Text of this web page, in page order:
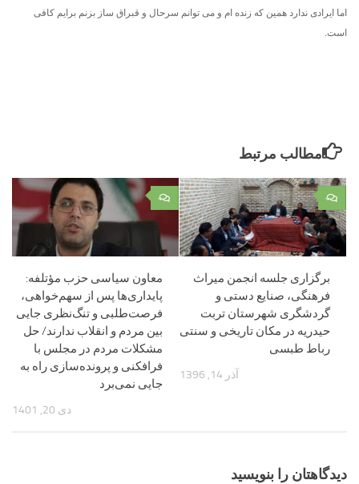
اما ایرادی ندارد همین که زنده ام و می توانم سرحال و قبراق ساز بزنم برایم کافی
است.
مطالب مرتبط
۰
معاون سیاسی حزب مؤتلفه:
پایداری‌ها پس از سهم‌خواهی،
فرصت‌طلبی و تنگ‌نظری جایی
بین مردم و انقلاب ندارند/ حل
مشکلات مردم در مجلس با
فرافکنی و پرونده‌سازی راه به
جایی نمی‌برد
دی 20, 1401
۰
برگزاری جلسه انجمن میراث
فرهنگی، صنایع دستی و
گردشگری شهرستان تربت
حیدریه در مکان تاریخی و سنتی
رباط طبسی
آذر 14, 1396
دیدگاهتان را بنویسید